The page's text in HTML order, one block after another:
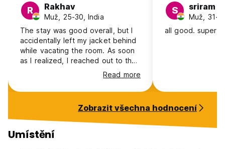
R Rakhav
Muž, 25-30, India
The stay was good overall, but I
accidentally left my jacket behind
while vacating the room. As soon
as I realized, I reached out to the
staff, but they’ve been unhelpful. I
highly suspect that someone from
the staff might have taken it.
Read more
S sriram
Muž, 31-
all good. superb
Zobrazit všechna hodnocení
Umístění